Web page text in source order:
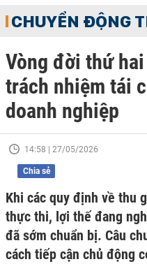
CHUYỂN ĐỘNG
Vòng đời thứ
trách nhiệm tái
doanh nghiệp
14:58 | 27/05/2026
Chia sẻ
Khi các quy định về thu
thực thi, lợi thế đang
đã sớm chuẩn bị. Câu
cách tiếp cận chủ động